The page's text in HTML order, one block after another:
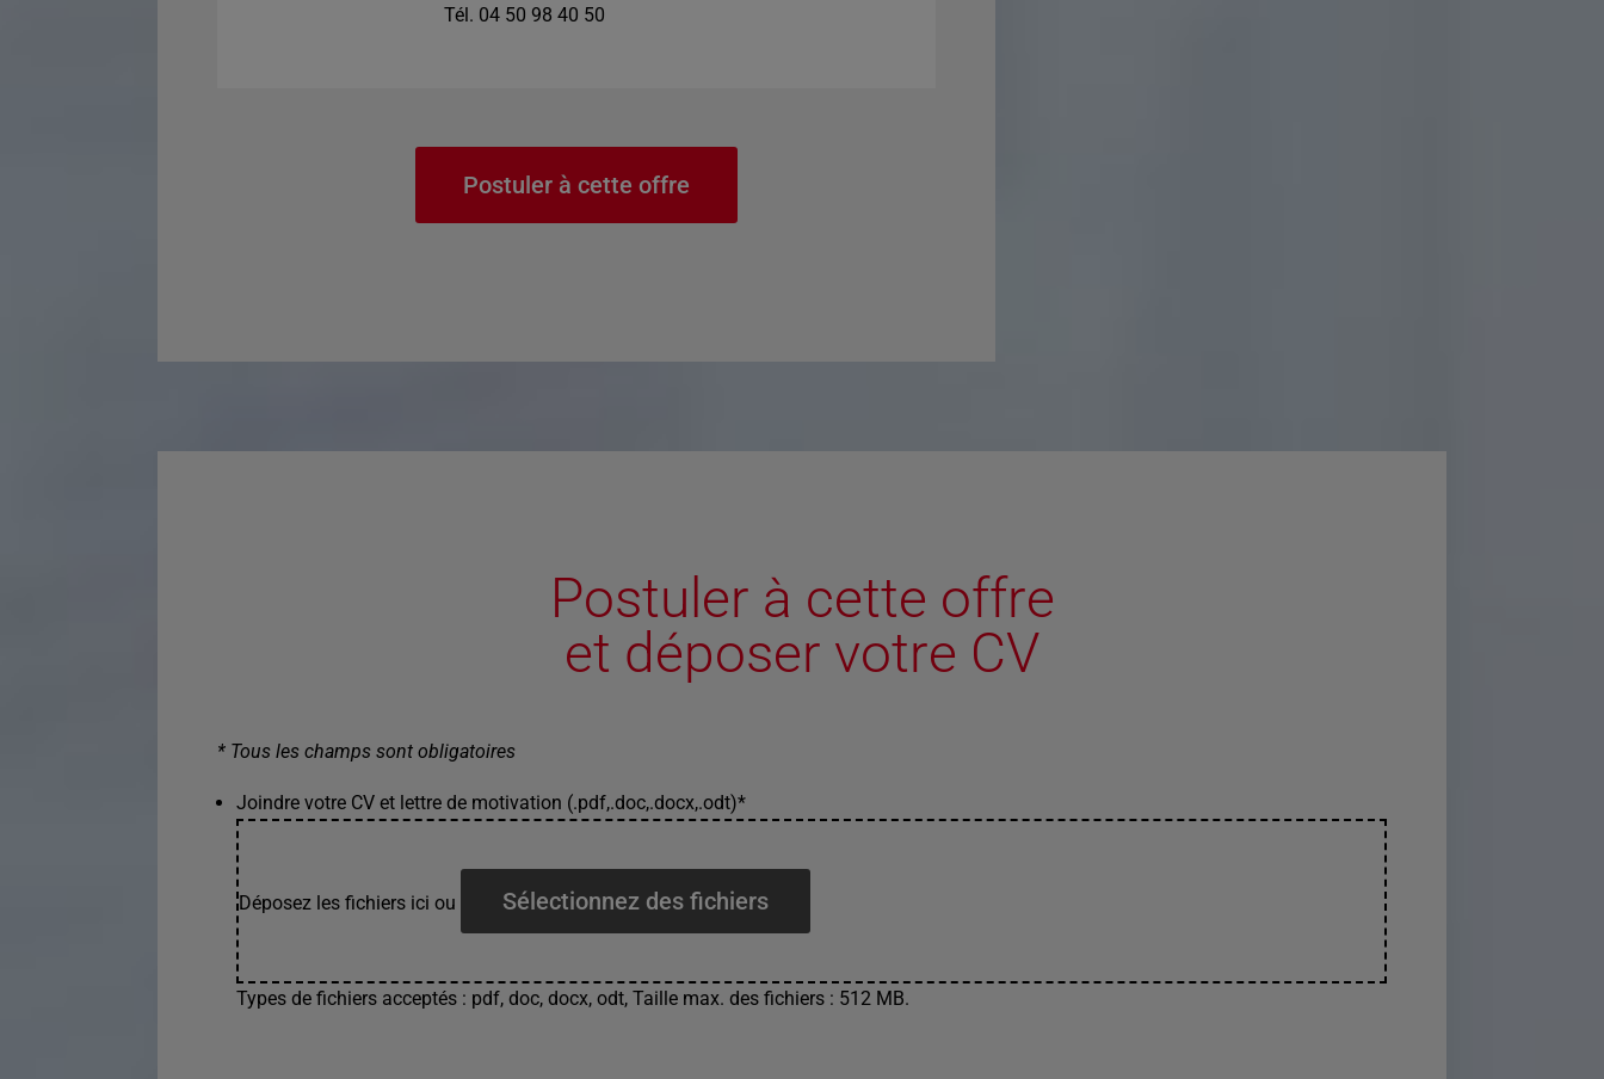
Tél. 04 50 98 40 50
Postuler à cette offre
Postuler à cette offre
et déposer votre CV
* Tous les champs sont obligatoires
Joindre votre CV et lettre de motivation (.pdf,.doc,.docx,.odt)*
Déposez les fichiers ici ou Sélectionnez des fichiers
Types de fichiers acceptés : pdf, doc, docx, odt, Taille max. des fichiers : 512 MB.